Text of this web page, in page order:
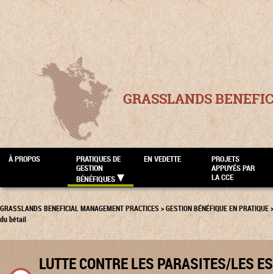
GRASSLANDS
À PROPOS
PRATIQUES DE
GESTION
BÉNÉFIQUES
EN VEDETTE
PROJETS
APPUYÉS PAR
LA CCE
GRASSLANDS BENEFICIAL MANAGEMENT PRACTICES>GESTION BÉNÉFIQUE EN PRATIQUE
du bétail
LUTTE CONTRE LES PARASITES/LES